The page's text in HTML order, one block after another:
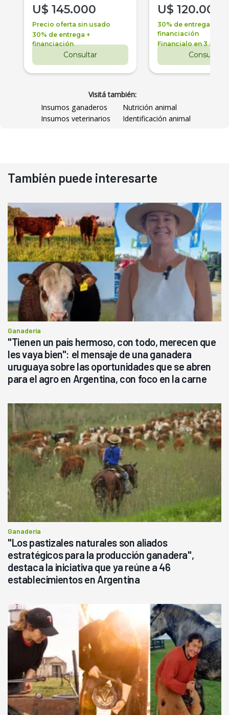
U$ 145.000
Precio oferta sin usado
30% de entrega +
financiación
Consultar
U$ 120.000
30% de entrega +
financiación
Financialo en 3 años
Consultar
Visitá también:
Insumos ganaderos
Nutrición animal
Insumos veterinarios
Identificación animal
También puede interesarte
Ganadería
"Tienen un país hermoso, con todo, merecen que
les vaya bien": el mensaje de una ganadera
uruguaya sobre las oportunidades que se abren
para el agro en Argentina, con foco en la carne
Ganadería
"Los pastizales naturales son aliados
estratégicos para la producción ganadera",
destaca la iniciativa que ya reúne a 46
establecimientos en Argentina